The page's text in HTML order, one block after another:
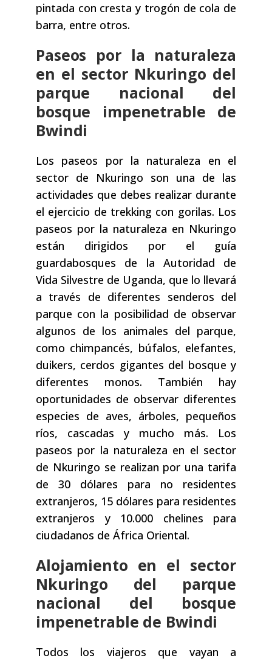
pintada con cresta y trogón de cola de
barra, entre otros.
Paseos por la naturaleza
en el sector Nkuringo del
parque nacional del
bosque impenetrable de
Bwindi
Los paseos por la naturaleza en el
sector de Nkuringo son una de las
actividades que debes realizar durante
el ejercicio de trekking con gorilas. Los
paseos por la naturaleza en Nkuringo
están dirigidos por el guía
guardabosques de la Autoridad de
Vida Silvestre de Uganda, que lo llevará
a través de diferentes senderos del
parque con la posibilidad de observar
algunos de los animales del parque,
como chimpancés, búfalos, elefantes,
duikers, cerdos gigantes del bosque y
diferentes monos. También hay
oportunidades de observar diferentes
especies de aves, árboles, pequeños
ríos, cascadas y mucho más. Los
paseos por la naturaleza en el sector
de Nkuringo se realizan por una tarifa
de 30 dólares para no residentes
extranjeros, 15 dólares para residentes
extranjeros y 10.000 chelines para
ciudadanos de África Oriental.
Alojamiento en el sector
Nkuringo del parque
nacional del bosque
impenetrable de Bwindi
Todos los viajeros que vayan a